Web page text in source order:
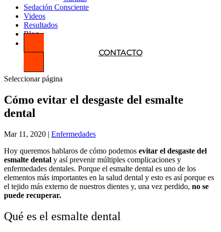
Sedación Consciente
Videos
Resultados
Blog
CONTACTO
Seleccionar página
Cómo evitar el desgaste del esmalte
dental
Mar 11, 2020 | Enfermedades
Hoy queremos hablaros de cómo podemos evitar el desgaste del
esmalte dental y así prevenir múltiples complicaciones y
enfermedades dentales. Porque el esmalte dental es uno de los
elementos más importantes en la salud dental y esto es así porque es
el tejido más externo de nuestros dientes y, una vez perdido, no se
puede recuperar.
Qué es el esmalte dental